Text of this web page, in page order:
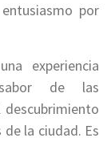
por
experiencia
de las
descubrimiento
la ciudad. Es